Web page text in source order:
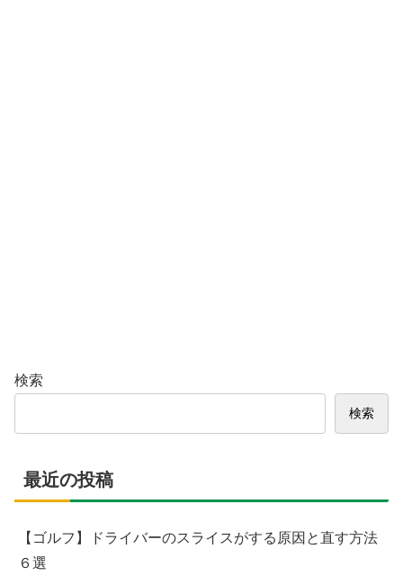
検索
検索
最近の投稿
【ゴルフ】ドライバーのスライスがする原因と直す方法
６選